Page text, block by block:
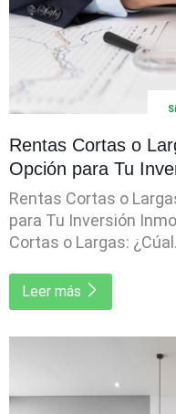
Rentas Cortas o
Opción para Tu
Rentas Cortas o
para Tu Inversión
Cortas o Largas:
Leer más